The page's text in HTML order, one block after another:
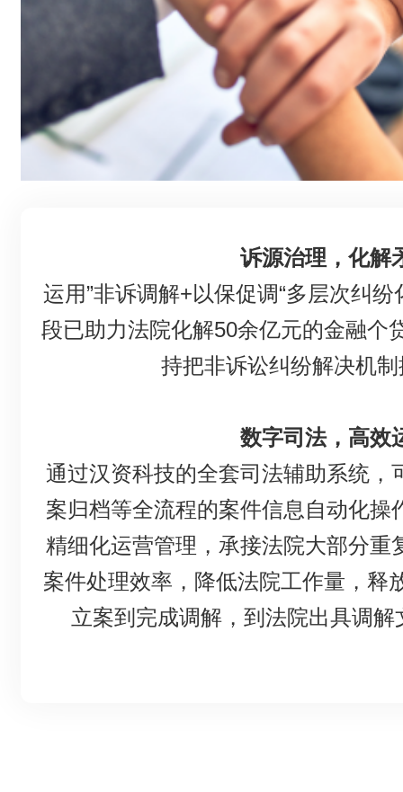
诉源治理，化解
运用”非诉调解+以保促调“多层次纠
段已助力法院化解50余亿元的金融个
持把非诉讼纠纷解决机制
数字司法，高效
通过汉资科技的全套司法辅助系统，
案归档等全流程的案件信息自动化操
精细化运营管理，承接法院大部分重
案件处理效率，降低法院工作量，释
立案到完成调解，到法院出具调